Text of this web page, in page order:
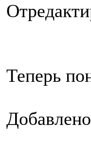
Теперь